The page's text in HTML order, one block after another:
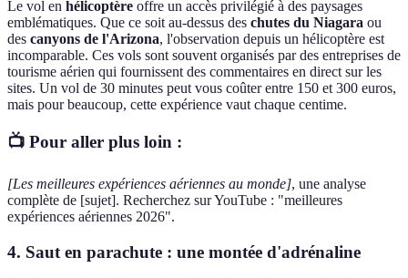
Le vol en hélicoptère offre un accès privilégié à des paysages
emblématiques. Que ce soit au-dessus des chutes du Niagara ou
des canyons de l'Arizona, l'observation depuis un hélicoptère est
incomparable. Ces vols sont souvent organisés par des entreprises de
tourisme aérien qui fournissent des commentaires en direct sur les
sites. Un vol de 30 minutes peut vous coûter entre 150 et 300 euros,
mais pour beaucoup, cette expérience vaut chaque centime.
📺 Pour aller plus loin :
[Les meilleures expériences aériennes au monde], une analyse
complète de [sujet]. Recherchez sur YouTube : "meilleures
expériences aériennes 2026".
4. Saut en parachute : une montée d'adrénaline